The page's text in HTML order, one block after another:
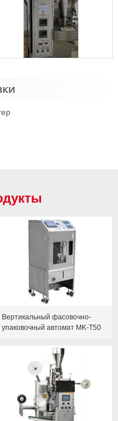
Вертикальный фасовочно-
упаковочный автомат MK-T50